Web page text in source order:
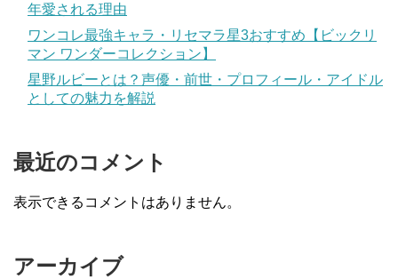
年愛される理由
ワンコレ最強キャラ・リセマラ星3おすすめ【ビックリ
マン ワンダーコレクション】
星野ルビーとは？声優・前世・プロフィール・アイドル
としての魅力を解説
最近のコメント
表示できるコメントはありません。
アーカイブ